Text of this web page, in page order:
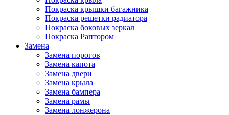
Покраска крышки багажника
Покраска решетки радиатора
Покраска боковых зеркал
Покраска Раптором
Замена
Замена порогов
Замена капота
Замена двери
Замена крыла
Замена бампера
Замена рамы
Замена лонжерона